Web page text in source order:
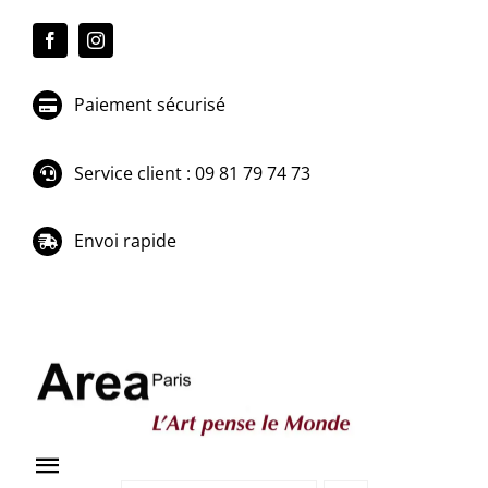
Paiement sécurisé
Service client : 09 81 79 74 73
Envoi rapide